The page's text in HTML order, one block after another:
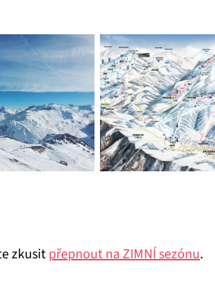
zkusitpřepnout na ZIMNÍ sezónu.